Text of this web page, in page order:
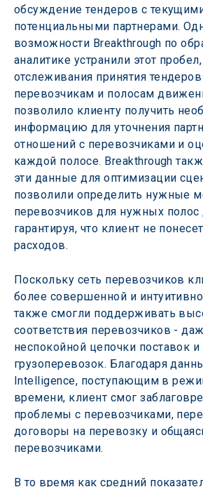
обсуждение тендеров с
потенциальными партнерами.
возможности Breakthrough по
аналитике устранили этот
отслеживания принятия
перевозчикам и полосам
позволило клиенту получить
информацию для уточнения
отношений с перевозчиками и
каждой полосе. Breakthrough
эти данные для оптимизации
позволили определить нужные
перевозчиков для нужных
гарантируя, что клиент не
расходов.
Поскольку сеть перевозчиков
более совершенной и
также смогли поддерживать
соответствия перевозчиков -
неспокойной цепочки поставок
грузоперевозок. Благодаря
Intelligence, поступающим в
времени, клиент смог
проблемы с перевозчиками,
договоры на перевозку и
перевозчиками.
В то время как средний